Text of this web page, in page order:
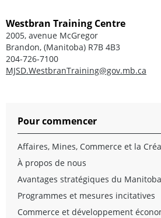
Westbran Training Centre
2005, avenue McGregor
Brandon, (Manitoba) R7B 4B3
204-726-7100
MJSD.WestbranTraining@gov.mb.ca
Pour commencer
Affaires, Mines, Commerce et la
À propos de nous
Avantages stratégiques du Manitoba
Programmes et mesures incitatives
Commerce et développement